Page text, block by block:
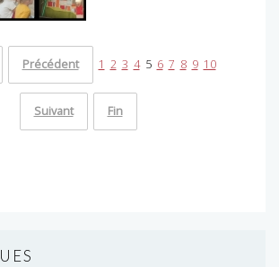
Précédent 1 2 3 4 5 6 7 8 9 10
Suivant Fin